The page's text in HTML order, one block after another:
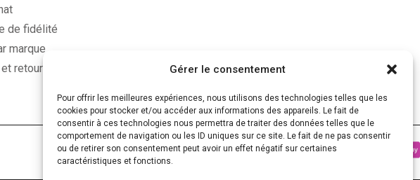
Gérer le consentement
Pour offrir les meilleures expériences, nous utilisons des technologies telles que les
cookies pour stocker et/ou accéder aux informations des appareils. Le fait de
consentir à ces technologies nous permettra de traiter des données telles que le
comportement de navigation ou les ID uniques sur ce site. Le fait de ne pas consentir
ou de retirer son consentement peut avoir un effet négatif sur certaines
caractéristiques et fonctions.
de fidélité
marque
retours